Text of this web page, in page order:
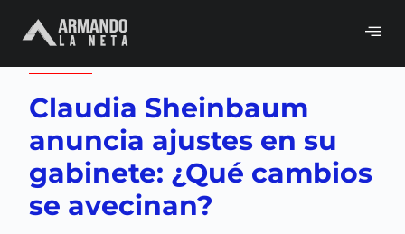
Volver a Gobierno
Claudia Sheinbaum
anuncia ajustes en su
gabinete: ¿Qué cambios
se avecinan?